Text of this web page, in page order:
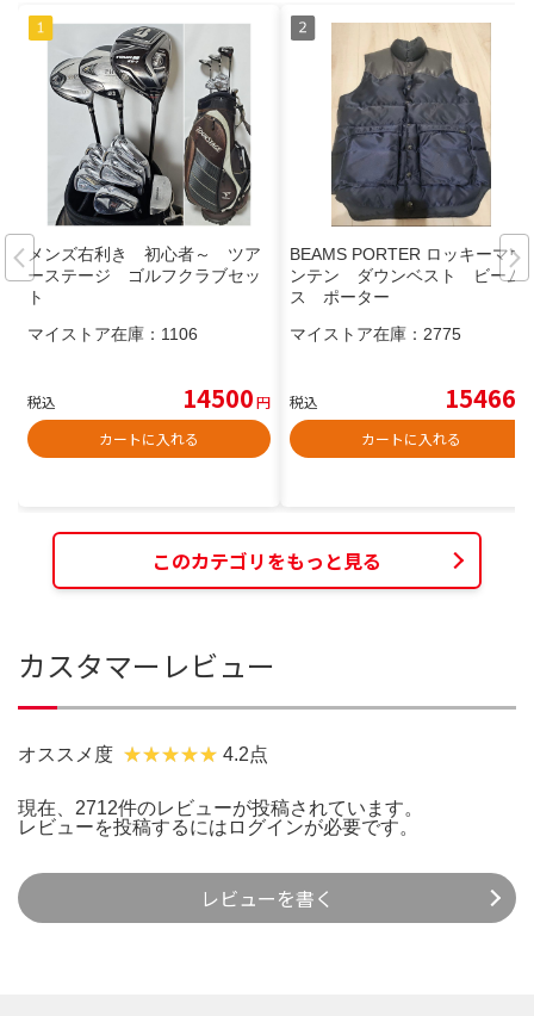
メンズ右利き 初心者～ ツア
ーステージ ゴルフクラブセッ
ト
マイストア在庫： 1106
税込 14500円
カートに入れる
BEAMS PORTER ロッキーマウ
ンテン ダウンベスト ビーム
ス ポーター
マイストア在庫： 2775
税込 15466
カートに入れる
このカテゴリをもっと見る
カスタマーレビュー
オススメ度 4.2点
現在、2712件のレビューが投稿されています。
レビューを投稿するには ログインが必要です。
レビューを書く